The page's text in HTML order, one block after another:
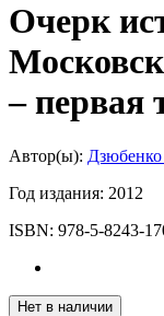
Очерк
– первая
Автор(ы):
Год издания: 2012
ISBN: 978-5-8243-
Нет в наличии